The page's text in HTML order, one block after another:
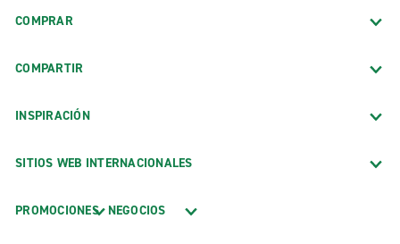
COMPRAR
COMPARTIR
INSPIRACIÓN
SITIOS WEB INTERNACIONALES
PROMOCIONES NEGOCIOS